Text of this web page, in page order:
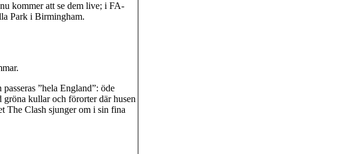
kommer att se dem live; i FA-
Park i Birmingham.
”hela England”: öde
kullar och förorter där husen
The Clash sjunger om i sin fina